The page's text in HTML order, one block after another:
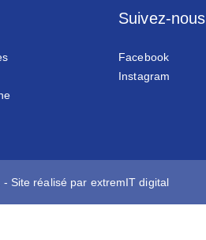
Suivez-nous
Facebook
Instagram
Site réalisé par extremIT digital